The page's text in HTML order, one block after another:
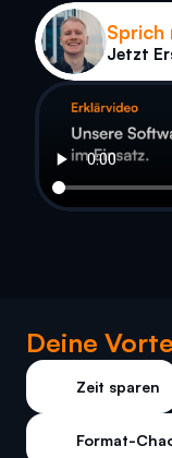
Sprich
Jetzt
Deine
Zeit sparen
Format-